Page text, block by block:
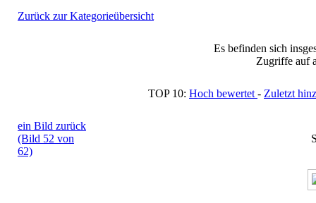
Zurück zur Kategorieübersicht
Es befinden sich
Zugriffe auf
TOP 10: Hoch bewertet - Zuletzt
ein Bild zurück
(Bild 52 von
62)